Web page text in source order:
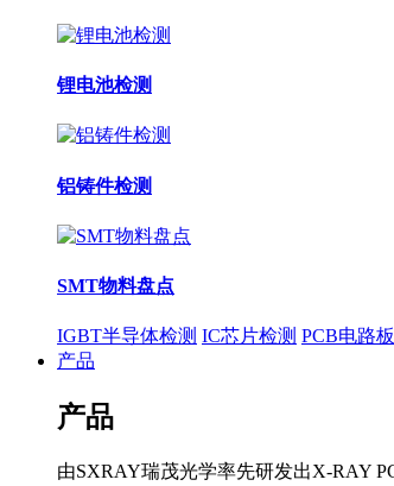
锂电池检测
铝铸件检测
SMT物料盘点
IGBT半导体检测 IC芯片检测 PCB电路
产品
产品
由SXRAY瑞茂光学率先研发出X-RAY